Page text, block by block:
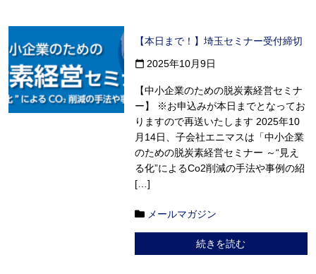
【本日まで！】埼玉セミナー受付締切
calendar_today 2025年10月9日
【中小企業のための脱炭素経営セミナ
ー】 ※お申込みが本日までとなってお
りますので再送いたします 2025年10
月14日、子会社エニマスは「中小企業
のための脱炭素経営セミナー ～“見え
る化”によるCo2削減の手法や事例の紹
[…]
メールマガジン
続きを読む